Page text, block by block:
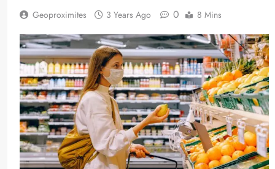
Geoproximites 3 Years Ago 0 8 Mins